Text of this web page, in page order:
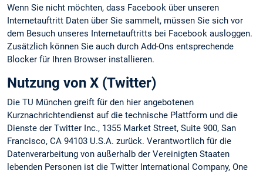
Wenn Sie nicht möchten, dass Facebook über unseren
Internetauftritt Daten über Sie sammelt, müssen Sie sich vor
dem Besuch unseres Internetauftritts bei Facebook ausloggen.
Zusätzlich können Sie auch durch Add-Ons entsprechende
Blocker für Ihren Browser installieren.
Nutzung von X (Twitter)
Die TU München greift für den hier angebotenen
Kurznachrichtendienst auf die technische Plattform und die
Dienste der Twitter Inc., 1355 Market Street, Suite 900, San
Francisco, CA 94103 U.S.A. zurück. Verantwortlich für die
Datenverarbeitung von außerhalb der Vereinigten Staaten
lebenden Personen ist die Twitter International Company, One